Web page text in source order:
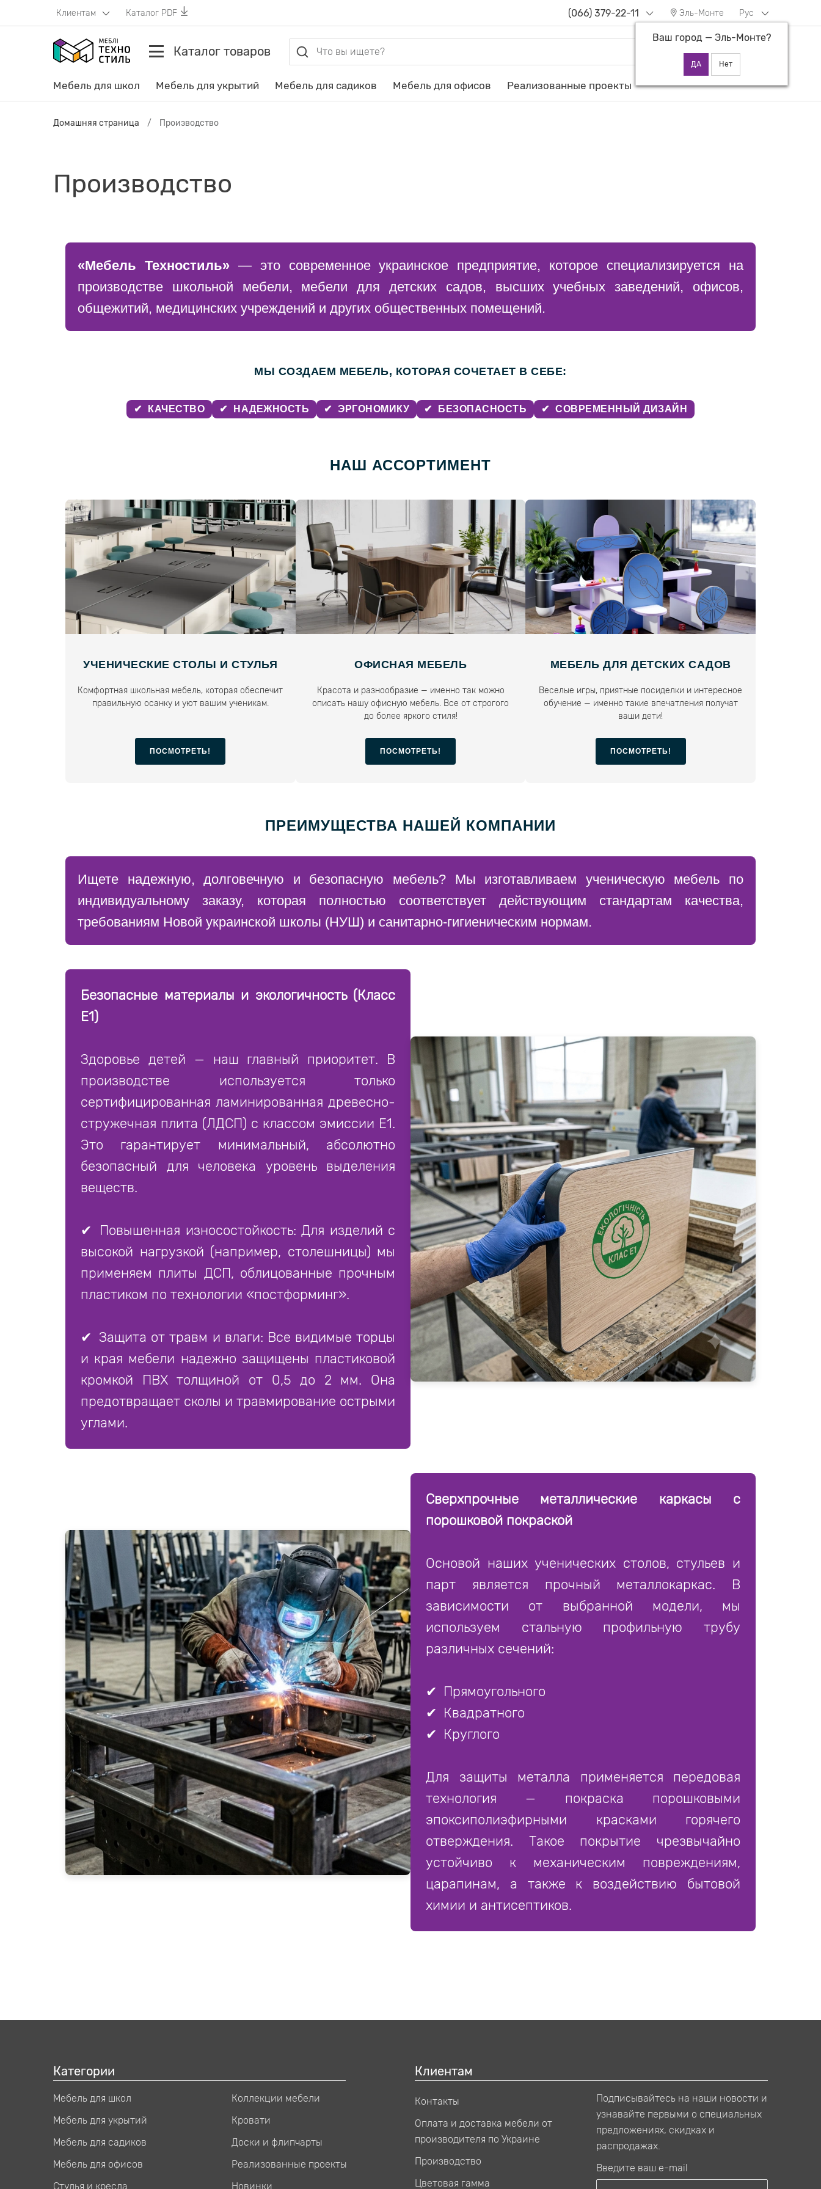
Клиентам Каталог PDF (066) 379-22-11 Эль-Монте
Ваш город — Эль-Монте?
Рус
Каталог товаров
Мебель для школ Мебель для укрытий Мебель для садиков Мебель для офисов Реализованные проекты
Домашняя страница Производство
Производство
«Мебель Техностиль»— это современное украинское предприятие, которое специализируется на
производстве школьной мебели, мебели для детских садов, высших учебных заведений, офисов,
общежитий, медицинских учреждений и других общественных помещений.
МЫ СОЗДАЕМ МЕБЕЛЬ, КОТОРАЯ СОЧЕТАЕТ В СЕБЕ:
✔ КАЧЕСТВО ✔ НАДЕЖНОСТЬ ✔ ЭРГОНОМИКУ ✔ БЕЗОПАСНОСТЬ ✔ СОВРЕМЕННЫЙ ДИЗАЙН
НАШ АССОРТИМЕНТ
УЧЕНИЧЕСКИЕ СТОЛЫ И СТУЛЬЯ
Комфортная школьная мебель, которая обеспечит
правильную осанку и уют вашим ученикам.
ПОСМОТРЕТЬ!
ОФИСНАЯ МЕБЕЛЬ
Красота и разнообразие — именно так можно
описать нашу офисную мебель. Все от строгого
до более яркого стиля!
ПОСМОТРЕТЬ!
МЕБЕЛЬ ДЛЯ ДЕТСКИХ САДОВ
Веселые игры, приятные посиделки и интересное
обучение — именно такие впечатления получат
ваши дети!
ПОСМОТРЕТЬ!
ПРЕИМУЩЕСТВА НАШЕЙ КОМПАНИИ
Ищете надежную, долговечную и безопасную мебель? Мы изготавливаем ученическую мебель по
индивидуальному заказу, которая полностью соответствует действующим стандартам качества,
требованиям Новой украинской школы (НУШ) и санитарно-гигиеническим нормам.
Безопасные материалы и экологичность (Класс
Е1)
Здоровье детей — наш главный приоритет. В
производстве используется только
сертифицированная ламинированная древесно-
стружечная плита (ЛДСП) с классом эмиссии Е1.
Это гарантирует минимальный, абсолютно
безопасный для человека уровень выделения
веществ.
✔
Повышенная износостойкость: Для изделий с
высокой нагрузкой (например, столешницы) мы
применяем плиты ДСП, облицованные прочным
пластиком по технологии «постформинг».
✔ Защита от травм и влаги: Все видимые торцы
и края мебели надежно защищены пластиковой
кромкой ПВХ толщиной от 0,5 до 2 мм. Она
предотвращает сколы и травмирование острыми
углами.
Сверхпрочные металлические каркасы с
порошковой покраской
Основой наших ученических столов, стульев и
парт является прочный металлокаркас. В
зависимости от выбранной модели, мы
используем стальную профильную трубу
различных сечений:
✔ Прямоугольного
✔ Квадратного
✔ Круглого
Для защиты металла применяется передовая
технология — покраска порошковыми
эпоксиполиэфирными красками горячего
отверждения. Такое покрытие чрезвычайно
устойчиво к механическим повреждениям,
царапинам, а также к воздействию бытовой
химии и антисептиков.
Категории
Мебель для школ
Мебель для укрытий
Мебель для садиков
Мебель для офисов
Стулья и кресла
Коллекции мебели
Кровати
Доски и флипчарты
Реализованные проекты
Новинки
Клиентам
Контакты
Оплата и доставка мебели от
производителя по Украине
Производство
Цветовая гамма
Подписывайтесь на наши новости и
узнавайте первыми о специальных
предложениях, скидках и
распродажах.
Введите ваш e-mail